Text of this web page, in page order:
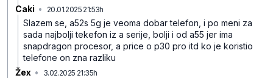
Caki • 20.01.2025 21:53h
Slazem se, a52s 5g je veoma dobar telefon, i po meni za
sada najbolji tekefon iz a serije, bolji i od a55 jer ima
snapdragon procesor, a price o p30 pro itd ko je koristio
telefone on zna razliku
Žex • 3.02.2025 21:35h